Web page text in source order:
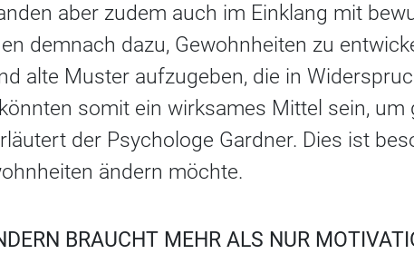
aber zudem auch im Einklang mit
demnach dazu, Gewohnheiten zu
alte Muster aufzugeben, die in
somit ein wirksames Mittel sein, um
der Psychologe Gardner. Dies ist
ändern möchte.
BRAUCHT MEHR ALS NUR